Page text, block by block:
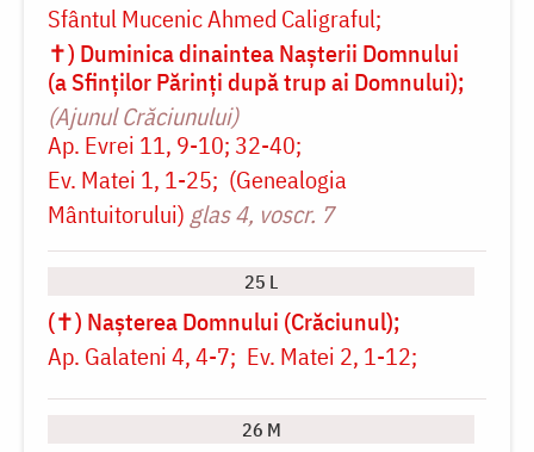
Sfântul Mucenic Ahmed Caligraful
✝) Duminica dinaintea Nașterii Domnului
(a Sfinților Părinți după trup ai Domnului)
(Ajunul Crăciunului)
Ap. Evrei 11, 9-10; 32-40
Ev. Matei 1, 1-25 (Genealogia
Mântuitorului) glas 4, voscr. 7
25 L
(✝) Nașterea Domnului (Crăciunul)
Ap. Galateni 4, 4-7 Ev. Matei 2, 1-12
26 M